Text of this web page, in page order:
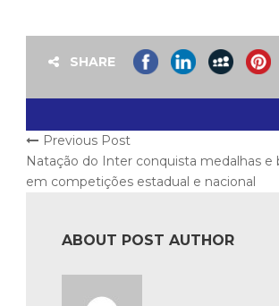
SHARE
Previous Post
Natação do Inter conquista medalhas e
em competições estadual e nacional
ABOUT POST AUTHOR